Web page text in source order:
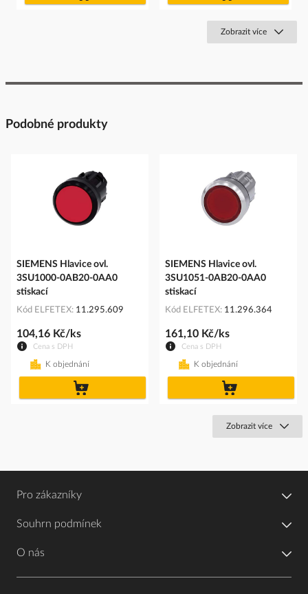
Zobrazit více
Podobné produkty
SIEMENS Hlavice ovl.
3SU1000-0AB20-0AA0
stiskací
Kód ELFETEX 11.295.609
Cena s DPH
104,16 Kč/ks
K objednání
SIEMENS Hlavice ovl.
3SU1051-0AB20-0AA0
stiskací
Kód ELFETEX 11.296.364
Cena s DPH
161,10 Kč/ks
K objednání
Zobrazit více
Pro zákazníky
Souhrn podmínek
O nás